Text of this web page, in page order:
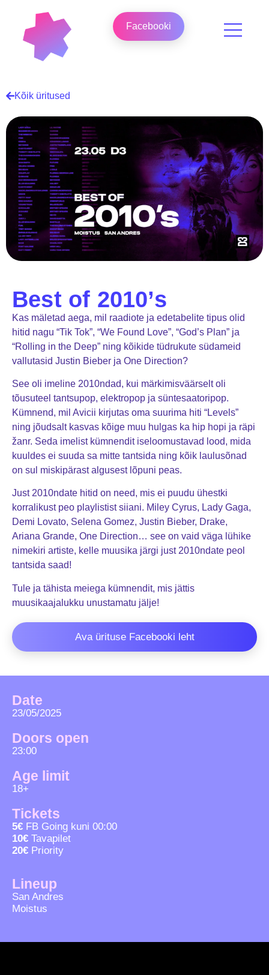
Facebooki
Kõik üritused
Best of 2010’s
Kas mäletad aega, mil raadiote ja edetabelite tipus olid
hitid nagu “Tik Tok”, “We Found Love”, “God’s Plan” ja
“Rolling in the Deep” ning kõikide tüdrukute südameid
vallutasid Justin Bieber ja One Direction?
See oli imeline 2010ndad, kui märkimisväärselt oli
tõusuteel tantsupop, elektropop ja süntesaatoripop.
Kümnend, mil Avicii kirjutas oma suurima hiti “Levels”
ning jõudsalt kasvas kõige muu hulgas ka hip hopi ja räpi
žanr. Seda imelist kümnendit iseloomustavad lood, mida
kuuldes ei suuda sa mitte tantsida ning kõik laulusõnad
on sul miskipärast algusest lõpuni peas.
Just 2010ndate hitid on need, mis ei puudu ühestki
korralikust peo playlistist siiani. Miley Cyrus, Lady Gaga,
Demi Lovato, Selena Gomez, Justin Bieber, Drake,
Ariana Grande, One Direction… see on vaid väga lühike
nimekiri artiste, kelle muusika järgi just 2010ndate peol
tantsida saad!
Tule ja tähista meiega kümnendit, mis jättis
muusikaajalukku unustamatu jälje!
Ava ürituse Facebooki leht
Date
23/05/2025
Doors open
23:00
Age limit
18+
Tickets
5€ FB Going kuni 00:00
10€ Tavapilet
20€ Priority
Lineup
San Andres
Moistus